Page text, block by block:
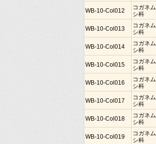
WB-10-Col012
コガネム
シ科
WB-10-Col013
コガネム
シ科
WB-10-Col014
コガネム
シ科
WB-10-Col015
コガネム
シ科
WB-10-Col016
コガネム
シ科
WB-10-Col017
コガネム
シ科
WB-10-Col018
コガネム
シ科
WB-10-Col019
コガネム
シ科